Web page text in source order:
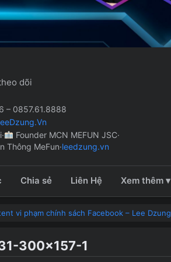
dõi
– 0857.61.8888
· Founder MCN MEFUN JSC·
Thông MeFun·leedzung.vn
Chia sẻ Liên Hệ Xem thêm ▾
vi phạm chính sách Facebook – Lee Dzung
300×157-1